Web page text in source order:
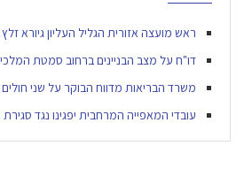
ראש מועצה אזורית הגליל העליון גיורא
דו"ח על מצב הבניינים ברחוב סמטת
משרד הבריאות מדווח הבוקר על שני
עובדי המאפייה המרחבית יפגינו נגד